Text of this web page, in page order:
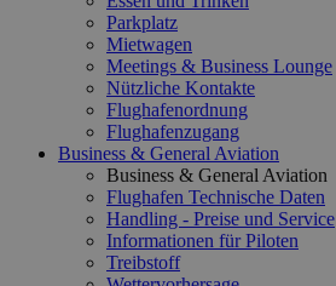
Parkplatz
Mietwagen
Meetings & Business Lounge
Nützliche Kontakte
Flughafenordnung
Flughafenzugang
Business & General Aviation
Business & General Aviation
Flughafen Technische Daten
Handling - Preise und Service
Informationen für Piloten
Treibstoff